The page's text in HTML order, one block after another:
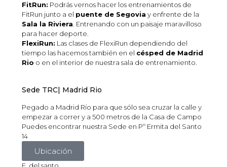
FitRun: Podrás vernos hacer los entrenamientos de
FitRun junto a el puente de Segovia y enfrente de la
Sala la Riviera. Entrenando con un paisaje maravilloso
para hacer deporte.
FlexiRun: Las clases de FlexiRun dependiendo del
tiempo las hacemos también en el césped de Madrid
Rio o en el interior de nuestra sala de entrenamiento.
Sede TRC| Madrid Rio
Pegado a Madrid Río para que sólo sea cruzar la calle y
empezar a correr y a 500 metros de la Casa de Campo
Puedes encontrar nuestra Sede en Pº Ermita del Santo
14
Ubicación